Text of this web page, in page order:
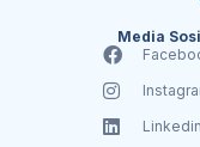
Media
Linkedin